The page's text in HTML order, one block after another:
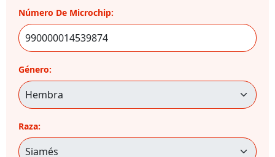
Número De Microchip:
Género:
Raza: